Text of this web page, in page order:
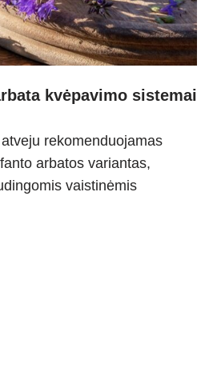
kvėpavimo sistemai
rekomenduojamas
arbatos variantas,
vaistinėmis